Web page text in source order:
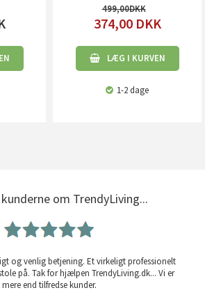
499,00
374,00 DKK
LÆG I KURVEN
1-2 dage
om TrendyLiving...
og venlig betjening. Et virkeligt professionelt
på. Tak for hjælpen TrendyLiving.dk... Vi er
mere end tilfredse kunder.